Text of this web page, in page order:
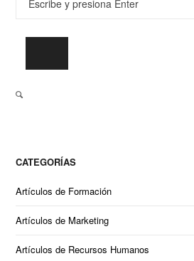
CATEGORÍAS
Artículos de Formación
Artículos de Marketing
Artículos de Recursos Humanos